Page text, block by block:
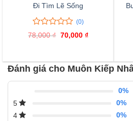
Đi Tìm Lẽ Sống
0
trên
0
giá
(0)
78,000₫ Giá
70,000 ₫Giá
70,000 ₫.
Đánh giá cho Muôn Kiếp
0%
5
0%
4
0%